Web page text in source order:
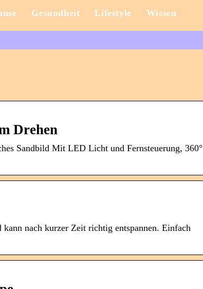
Gesundheit Lifestyle Wissen
Drehen
Sandbild Mit LED Licht und Fernsteuerung, 360°
nach kurzer Zeit richtig entspannen. Einfach